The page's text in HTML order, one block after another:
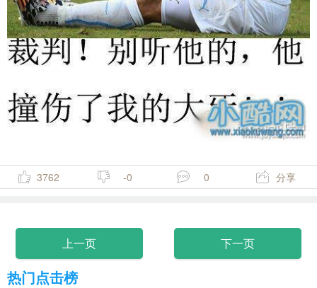
3762 -0 0 分享
上一页 下一页
热门点击榜